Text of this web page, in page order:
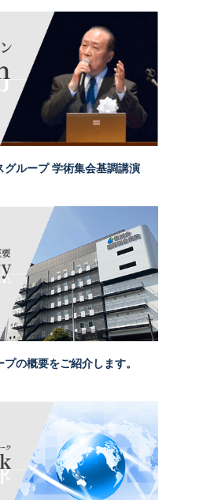
温泉 蓮で開催した股関節・膝関節
と健康を支える第1回子育てセミナ
ら命を守る公開医学講座
医が伝える中学3年生の性教育授業
開催のお知らせ 第238回「これか
すために いきいきと歳を重ねるため
年7月24日（金）11:00～（約30
ハビリテーション編①『転倒予防
た。
やお口の悩みを歯科医師へ気軽に相
と向き合う公開医学講座
のお知らせ 第237回「【がん患者
・心と体を整える 座ってできるリ
14日（火）14:00～（約30分）］
グループ 学術集会基調講演
の概要をご紹介します。